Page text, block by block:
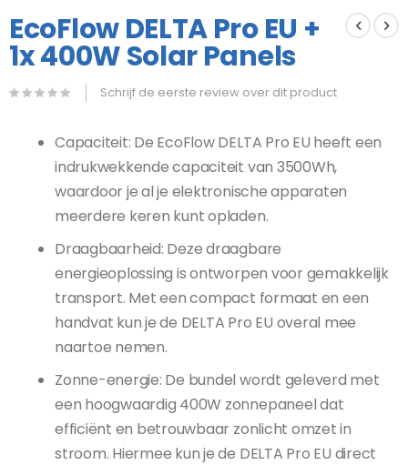
naar
het
begin
van
afbeeldingen-
EcoFlow DELTA Pro EU +
1x 400W Solar Panels
Schrijf de eerste review over dit product
Capaciteit: De EcoFlow DELTA Pro EU heeft een
indrukwekkende capaciteit van 3500Wh,
waardoor je al je elektronische apparaten
meerdere keren kunt opladen.
Draagbaarheid: Deze draagbare
energieoplossing is ontworpen voor gemakkelijk
transport. Met een compact formaat en een
handvat kun je de DELTA Pro EU overal mee
naartoe nemen.
Zonne-energie: De bundel wordt geleverd met
een hoogwaardig 400W zonnepaneel dat
efficiënt en betrouwbaar zonlicht omzet in
stroom. Hiermee kun je de DELTA Pro EU direct